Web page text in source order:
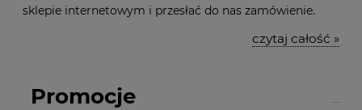
sklepie internetowym i przesłać do nas zamówienie.
czytaj całość »
Promocje